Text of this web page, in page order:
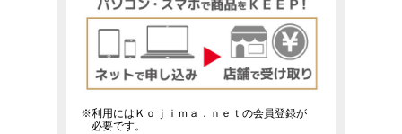
※利用にはＫｏｊｉｍａ．ｎｅｔの会員登録が
必要です。